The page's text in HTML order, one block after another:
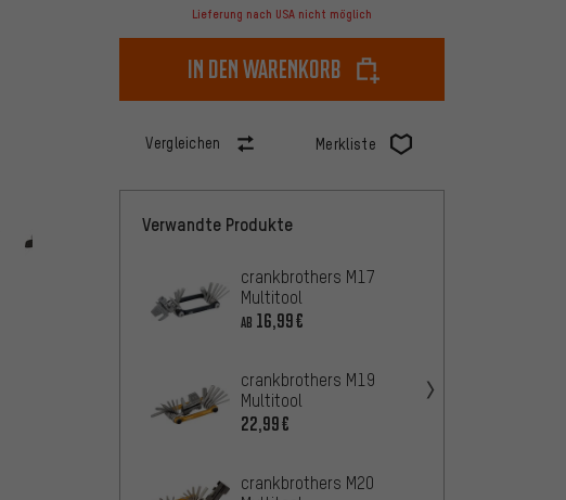
Lieferung nach USA nicht möglich
In den Warenkorb
Vergleichen Merkliste
Verwandte Produkte
crankbrothers M17
Multitool
AB 16,99€
crankbrothers M19
Multitool
22,99€
crankbrothers M20